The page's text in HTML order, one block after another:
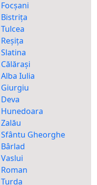
Iulia
Gheorghe